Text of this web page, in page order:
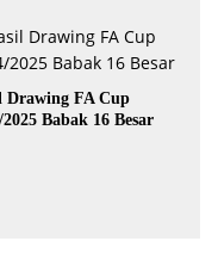
Drawing FA Cup
2025 Babak 16 Besar